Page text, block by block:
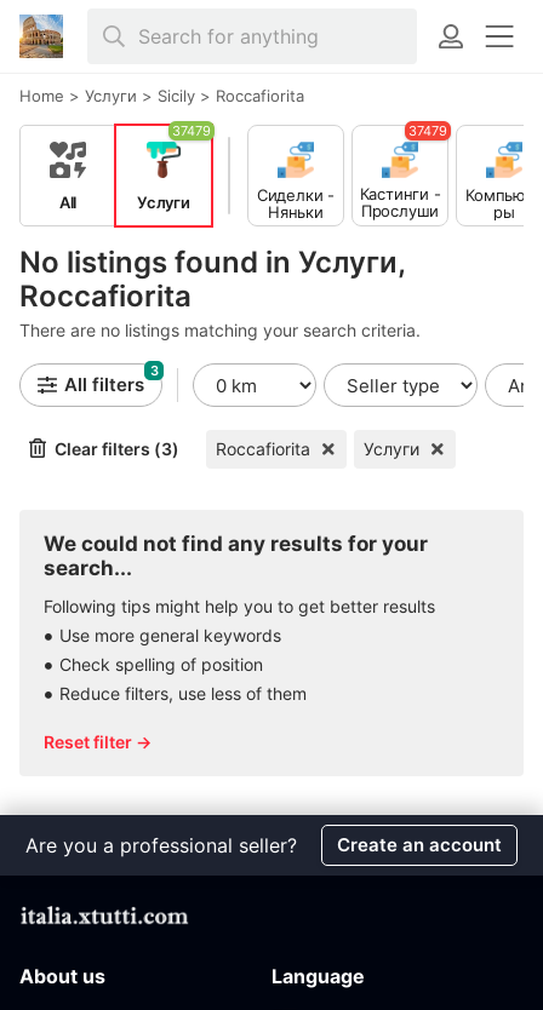
Home > Услуги > Sicily > Roccafiorita
No listings found in Услуги,
Roccafiorita
There are no listings matching your search criteria.
All Услуги
37479
Сиделки -
Няньки
Кастинги -
Прослуши
вания
37479
Компьюте
ры
All filters
3
Clear filters (3) Roccafiorita Услуги
We could not find any results for your
search...
Following tips might help you to get better results
Use more general keywords
Check spelling of position
Reduce filters, use less of them
Reset filter →
Are you a professional seller? Create an account
About us Language